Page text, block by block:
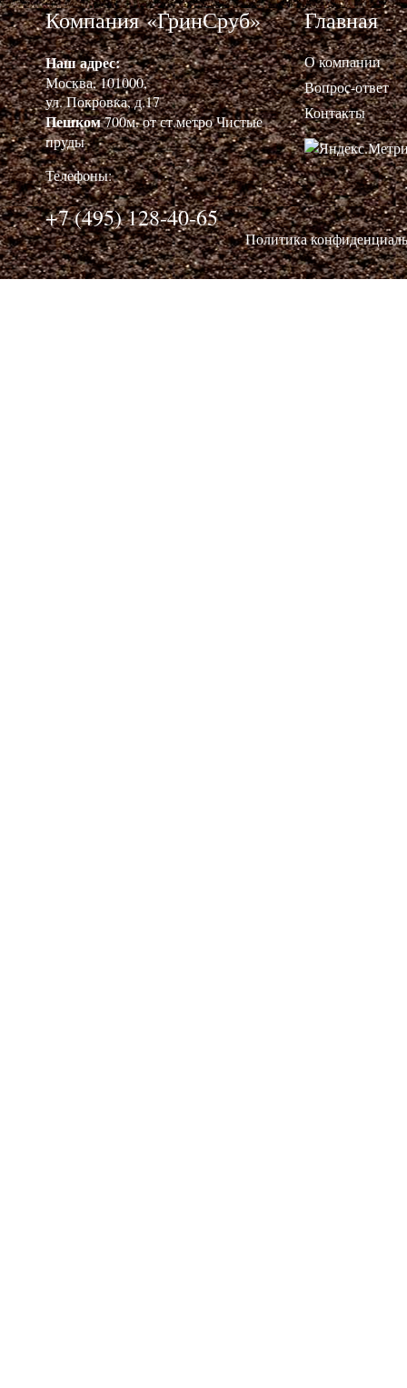
Главная
О компании
Вопрос-ответ
Контакты
Политика
Компания «ГринСруб»
Наш адрес:
Москва, 101000,
ул. Покровка, д.17
Пешком700м. от ст.метро Чистые
пруды
Телефоны:
+7 (495) 128-40-65